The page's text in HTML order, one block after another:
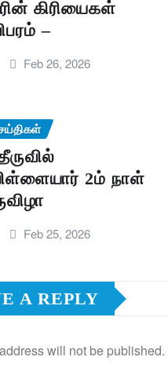
கிரியைகள்
–
Feb 26, 2026
2ம் நாள்
Feb 25, 2026
A REPLY
will not be published.